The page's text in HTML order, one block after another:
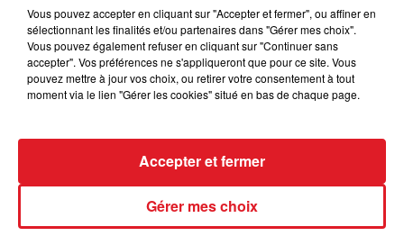
sanitaire, Zazie prépare son grand
retour. Sur ses réseaux sociaux, la
chanteuse...
TITRES DIFFUSÉS
Vous pouvez accepter en cliquant sur "Accepter et fermer", ou affiner en
sélectionnant les finalités et/ou partenaires dans "Gérer mes choix".
Vous pouvez également refuser en cliquant sur "Continuer sans
accepter". Vos préférences ne s'appliqueront que pour ce site. Vous
pouvez mettre à jour vos choix, ou retirer votre consentement à tout
moment via le lien "Gérer les cookies" situé en bas de chaque page.
Gérer mes choix
Accepter et fermer